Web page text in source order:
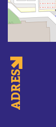
ADRES